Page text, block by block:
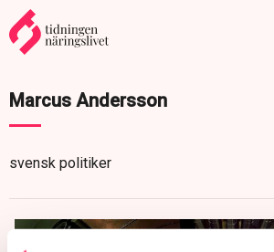
Marcus Andersson
svensk politiker